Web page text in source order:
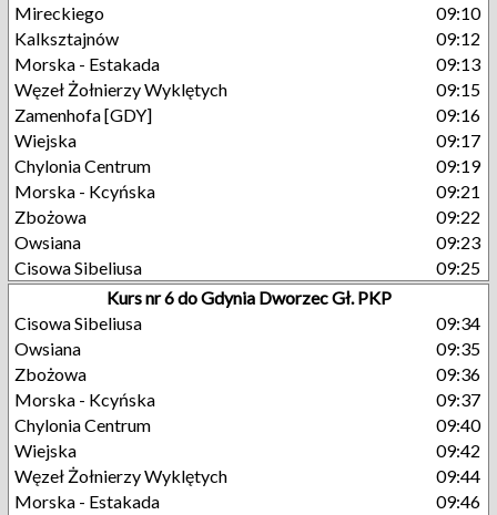
Mireckiego
09:10
Kalksztajnów
09:12
Morska - Estakada
09:13
Węzeł Żołnierzy Wyklętych
09:15
Zamenhofa [GDY]
09:16
Wiejska
09:17
Chylonia Centrum
09:19
Morska - Kcyńska
09:21
Zbożowa
09:22
Owsiana
09:23
Cisowa Sibeliusa
09:25
Kurs nr 6 do Gdynia Dworzec Gł. PKP
Cisowa Sibeliusa
09:34
Owsiana
09:35
Zbożowa
09:36
Morska - Kcyńska
09:37
Chylonia Centrum
09:40
Wiejska
09:42
Węzeł Żołnierzy Wyklętych
09:44
Morska - Estakada
09:46